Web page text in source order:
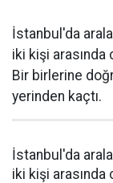
İstanbul'da
iki kişi arasında
Bir birlerine
yerinden kaçtı.
İstanbul'da
iki kişi arasında